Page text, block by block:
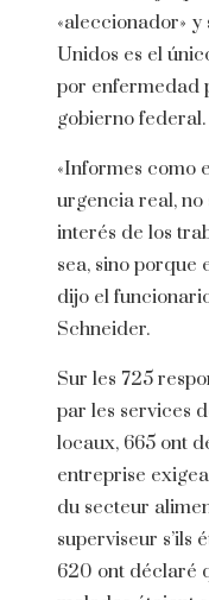
«aleccionador» y
Unidos es el
por enfermedad
gobierno federal.
«Informes como
urgencia real, no
interés de los
sea, sino porque
dijo el
Schneider.
Sur les 725
par les services
locaux, 665 ont
entreprise
du secteur
superviseur s’ils
620 ont déclaré